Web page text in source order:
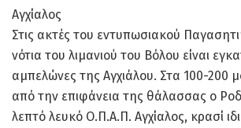
Αγχίαλος
Στις ακτές του εντυπωσιακού
νότια του λιμανιού του Βόλου είναι
αμπελώνες της Αγχιάλου. Στα 100-200
από την επιφάνεια της θάλασσας ο
λεπτό λευκό Ο.Π.Α.Π. Αγχίαλος, κρασί